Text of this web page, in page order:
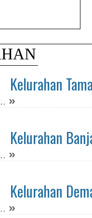
Kelurahan
»
Kelurahan
»
Kelurahan
»